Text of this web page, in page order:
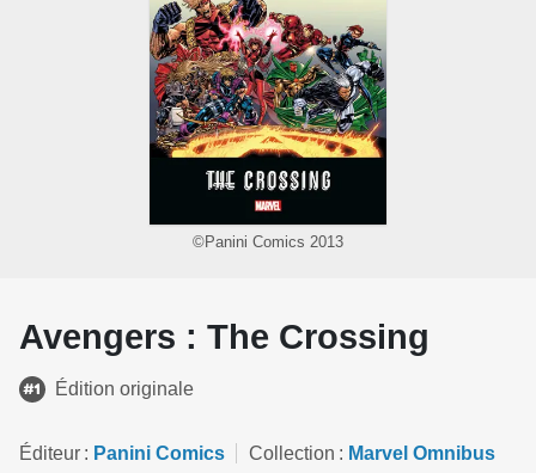
©Panini Comics 2013
Avengers : The Crossing
Édition originale
Éditeur Panini Comics Collection Marvel Omnibus